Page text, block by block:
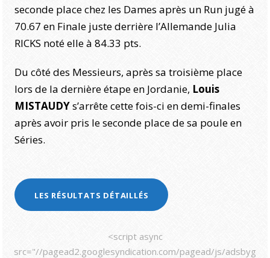
seconde place chez les Dames après un Run jugé à
70.67 en Finale juste derrière l’Allemande Julia
RICKS noté elle à 84.33 pts.
Du côté des Messieurs, après sa troisième place
lors de la dernière étape en Jordanie, Louis
MISTAUDYs’arrête cette fois-ci en demi-finales
après avoir pris le seconde place de sa poule en
Séries.
LES RÉSULTATS DÉTAILLÉS
<script async
src="//pagead2.googlesyndication.com/pagead/js/adsbyg